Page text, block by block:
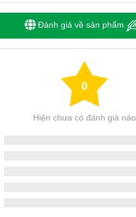
Đánh giá về sản phẩm
0
Hiện chưa có đánh giá nào